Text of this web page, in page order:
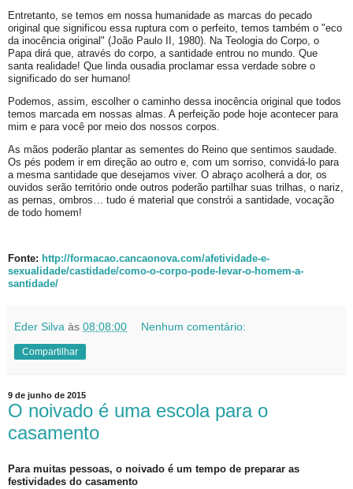
Entretanto, se temos em nossa humanidade as marcas do pecado
original que significou essa ruptura com o perfeito, temos também o "eco
da inocência original" (João Paulo II, 1980). Na Teologia do Corpo, o
Papa dirá que, através do corpo, a santidade entrou no mundo. Que
santa realidade! Que linda ousadia proclamar essa verdade sobre o
significado do ser humano!
Podemos, assim, escolher o caminho dessa inocência original que todos
temos marcada em nossas almas. A perfeição pode hoje acontecer para
mim e para você por meio dos nossos corpos.
As mãos poderão plantar as sementes do Reino que sentimos saudade.
Os pés podem ir em direção ao outro e, com um sorriso, convidá-lo para
a mesma santidade que desejamos viver. O abraço acolherá a dor, os
ouvidos serão território onde outros poderão partilhar suas trilhas, o nariz,
as pernas, ombros… tudo é material que constrói a santidade, vocação
de todo homem!
Fonte: http://formacao.cancaonova.com/afetividade-e-
sexualidade/castidade/como-o-corpo-pode-levar-o-homem-a-
santidade/
Eder Silva às 08:08:00 Nenhum comentário:
Compartilhar
9 de junho de 2015
O noivado é uma escola para o
casamento
Para muitas pessoas, o noivado é um tempo de preparar as
festividades do casamento